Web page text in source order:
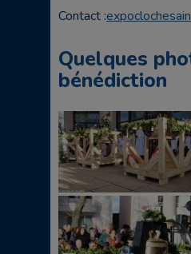
Contact :
Quelques
bénédiction